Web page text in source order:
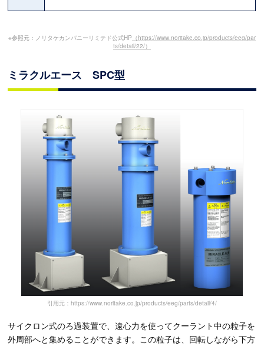
※参照元：ノリタケカンパニーリミテド公式HP （https://www.noritake.co.jp/products/eeg/par
ts/detail/22/）
ミラクルエース SPC型
引用元：https://www.noritake.co.jp/products/eeg/parts/detail/4/
サイクロン式のろ過装置で、遠心力を使ってクーラント中の粒子を
外周部へと集めることができます。この粒子は、回転しながら下方